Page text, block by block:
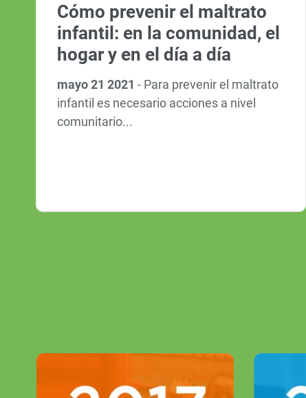
Cómo prevenir el maltrato
infantil: en la comunidad, el
hogar y en el día a día
mayo 21 2021- Para prevenir el maltrato
infantil es necesario acciones a nivel
comunitario...